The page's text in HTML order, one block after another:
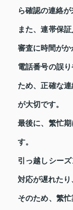
ら確認の連絡が
また、連帯保
審査に時間がか
電話番号の誤
ため、正確な
が大切です。
最後に、繁忙
す。
引っ越しシー
対応が遅れたり
そのため、繁